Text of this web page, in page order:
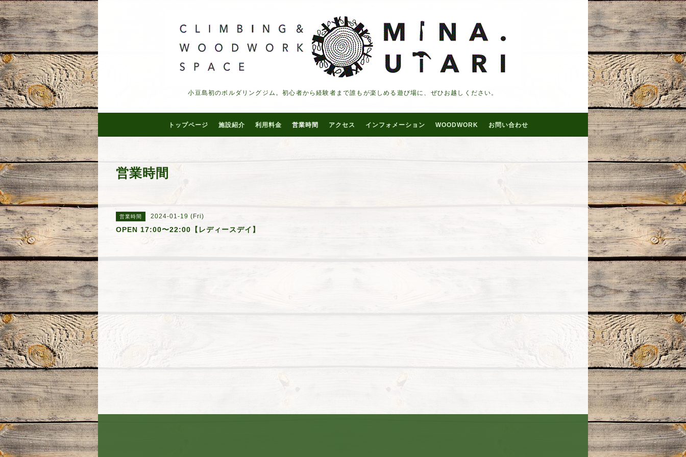
小豆島初のボルダリングジム。初心者から経験者まで誰もが楽しめる遊び場に、ぜひお越しください。
トップページ 施設紹介 利用料金 営業時間 アクセス インフォメーション WOODWORK お問い合わせ
営業時間
営業時間 2024-01-19 (Fri)
OPEN 17:00〜22:00【レディースデイ】